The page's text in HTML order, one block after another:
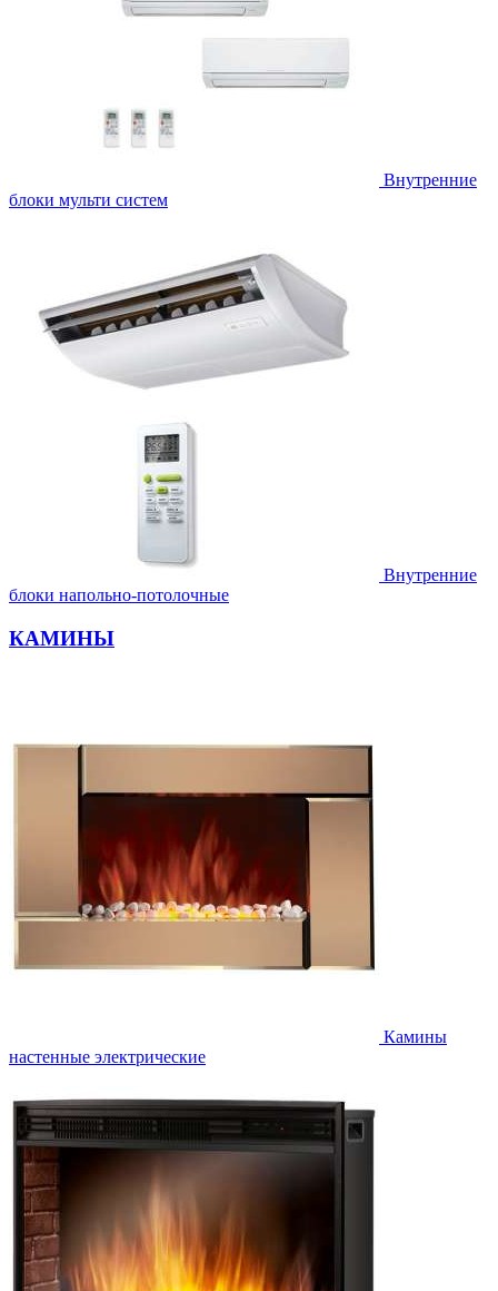
Внутренние
блоки мульти систем
Внутренние
блоки напольно-потолочные
КАМИНЫ
Камины
настенные электрические